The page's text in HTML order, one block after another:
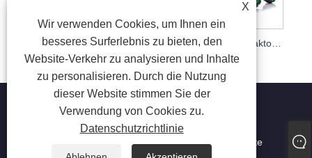
Fahrt auf Auto Kinderfahrbares Spielzeugauto 12v 24v Kinder Elektroautos
X
Wir verwenden Cookies, um Ihnen ein
besseres Surferlebnis zu bieten, den
Website-Verkehr zu analysieren und Inhalte
zu personalisieren. Durch die Nutzung
dieser Website stimmen Sie der
Verwendung von Cookies zu.
Datenschutzrichtlinie
Copyright © 2023 Jiaxing Tusi Toys Co., Ltd. Alle Rechte